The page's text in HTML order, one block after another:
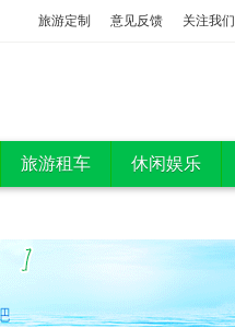
旅游定制 意见反馈 关注我们
旅游租车 休闲娱乐